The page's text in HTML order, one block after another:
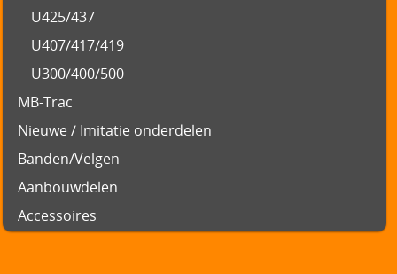
U425/437
U407/417/419
U300/400/500
MB-Trac
Nieuwe / Imitatie onderdelen
Banden/Velgen
Aanbouwdelen
Accessoires